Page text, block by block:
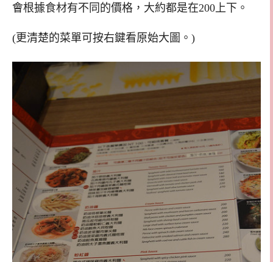
會根據食材有不同的價格，大約都是在200上下。
(更清楚的菜單可按右鍵看原始大圖。)